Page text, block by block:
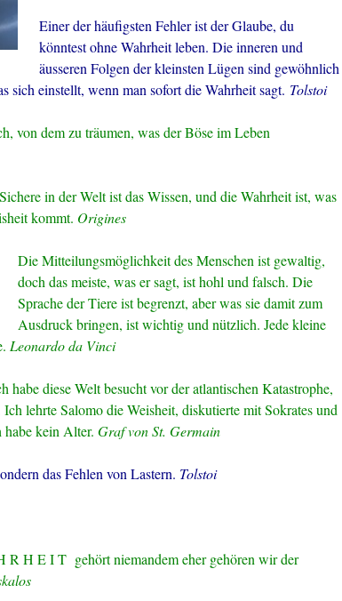
Einer der häufigsten Fehler ist der Glaube, du
könntest ohne Wahrheit leben. Die inneren und
äusseren Folgen der kleinsten Lügen sind gewöhnlich
sich einstellt, wenn man sofort die Wahrheit sagt. Tolstoi
von dem zu träumen, was der Böse im Leben
in der Welt ist das Wissen, und die Wahrheit ist, was
kommt. Origines
Die Mitteilungsmöglichkeit des Menschen ist gewaltig,
doch das meiste, was er sagt, ist hohl und falsch. Die
Sprache der Tiere ist begrenzt, aber was sie damit zum
Ausdruck bringen, ist wichtig und nützlich. Jede kleine
Leonardo da Vinci
habe diese Welt besucht vor der atlantischen Katastrophe,
lehrte Salomo die Weisheit, diskutierte mit Sokrates und
habe kein Alter. Graf von St. Germain
das Fehlen von Lastern. Tolstoi
H E I T gehört niemandem eher gehören wir der